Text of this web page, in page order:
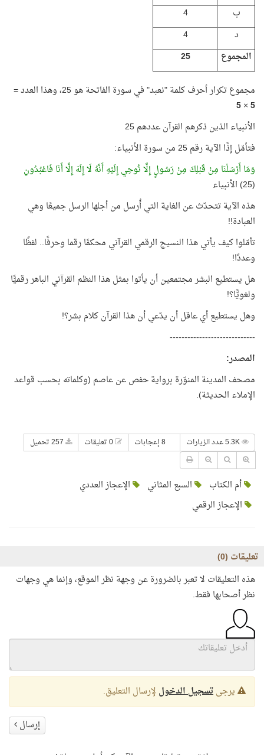
ب
4
د
4
المجموع
25
مجموع تكرار أحرف كلمة "نعبد" في سورة الفاتحة هو 25، وهذا العدد =
5
×
5
الأنبياء الذين ذكرهم القرآن عددهم 25
فتأمّل إذًا الآية رقم 25 من سورة الأنبياء:
وَمَا أَرْسَلْنَا مِنْ قَبْلِكَ مِنْ رَسُولٍ إِلَّا نُوحِي إِلَيْهِ أَنَّهُ لَا إِلَهَ إِلَّا أَنَا فَاعْبُدُونِ
(25) الأنبياء
هذه الآية تتحدّث عن الغاية التي أُرسل من أجلها الرسل جميعًا وهي
العبادة!!
تأمّلوا كيف يأتي هذا النسيج الرقمي القرآني محكمًا رقما وحرفًا.. لفظًا
وعددًا!
هل يستطيع البشر مجتمعين أن يأتوا بمثل هذا النظم القرآني الباهر رقميًّا
ولغويًّا؟!
وهل يستطيع أي عاقل أن يدّعي أن هذا القرآن كلام بشر؟!
-----------------------------
المصدر:
مصحف المدينة المنوّرة برواية حفص عن عاصم (وكلماته بحسب قواعد
الإملاء الحديثة).
8 إعجابات
أم الكتاب السبع المثاني
الإعجاز العددي
الإعجاز الرقمي
تعليقات (0
)
هذه التعليقات لا تعبر بالضرورة عن وجهة نظر الموقع، وإنما هي وجهات
نظر أصحابها فقط.
يرجىتسجيل الدخول لإرسال التعليق.
إرسال